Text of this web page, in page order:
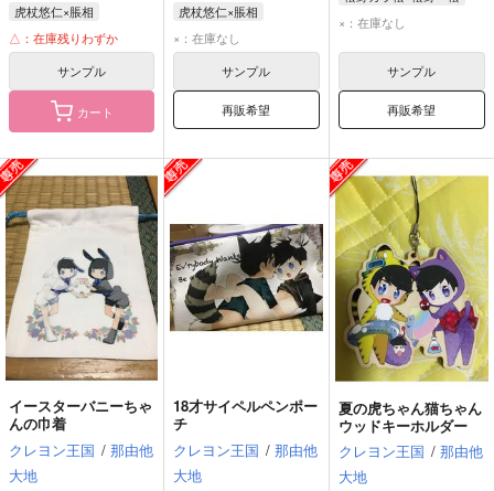
虎杖悠仁×脹相
虎杖悠仁
脹相
△：在庫残りわずか
サンプル
カート
虎杖悠仁×脹相
虎杖悠仁
×：在庫なし
サンプル
再販希望
松野カラ松
×：在庫なし
サンプル
再販希望
イースターバニーちゃ
んの巾着
クレヨン王国 / 那由他
大地
18才サイペルペンポー
チ
クレヨン王国 / 那由他
大地
夏の虎ちゃん猫ちゃん
ウッドキーホルダー
クレヨン王国 / 那由他
大地